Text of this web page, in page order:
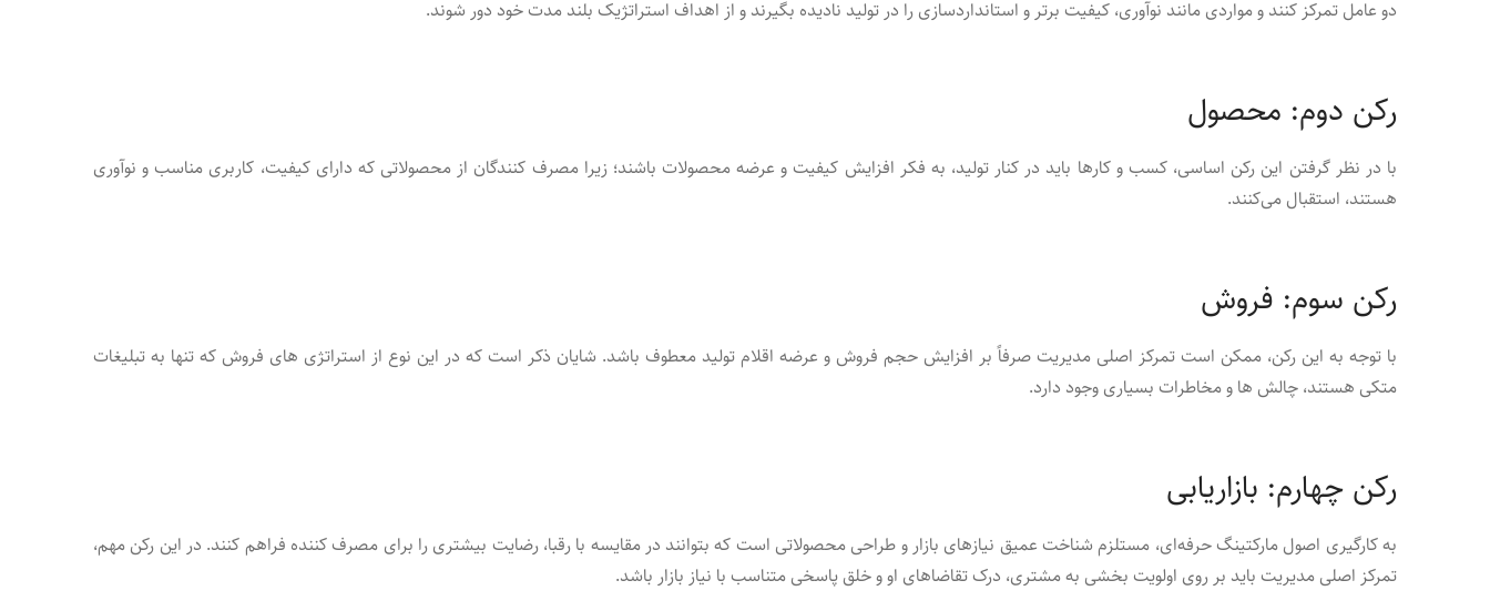
دو عامل تمرکز کنند و مواردی مانند نوآوری، کیفیت برتر و استانداردسازی را در تولید نادیده بگیرند و از اهداف استراتژیک بلند مدت خود دور شوند.
رکن دوم: محصول
با در نظر گرفتن این رکن اساسی، کسب و کارها باید در کنار تولید، به فکر افزایش کیفیت و عرضه محصولات باشند؛ زیرا مصرف کنندگان از محصولاتی که دارای کیفیت، کاربری مناسب و نوآوری
هستند، استقبال می‌کنند.
رکن سوم: فروش
با توجه به این رکن، ممکن است تمرکز اصلی مدیریت صرفاً بر افزایش حجم فروش و عرضه اقلام تولید معطوف باشد. شایان ذکر است که در این نوع از استراتژی های فروش که تنها به تبلیغات
متکی هستند، چالش ها و مخاطرات بسیاری وجود دارد.
رکن چهارم: بازاریابی
به کارگیری اصول مارکتینگ حرفه‌ای، مستلزم شناخت عمیق نیازهای بازار و طراحی محصولاتی است که بتوانند در مقایسه با رقبا، رضایت بیشتری را برای مصرف کننده فراهم کنند. در این رکن مهم،
تمرکز اصلی مدیریت باید بر روی اولویت بخشی به مشتری، درک تقاضاهای او و خلق پاسخی متناسب با نیاز بازار باشد.